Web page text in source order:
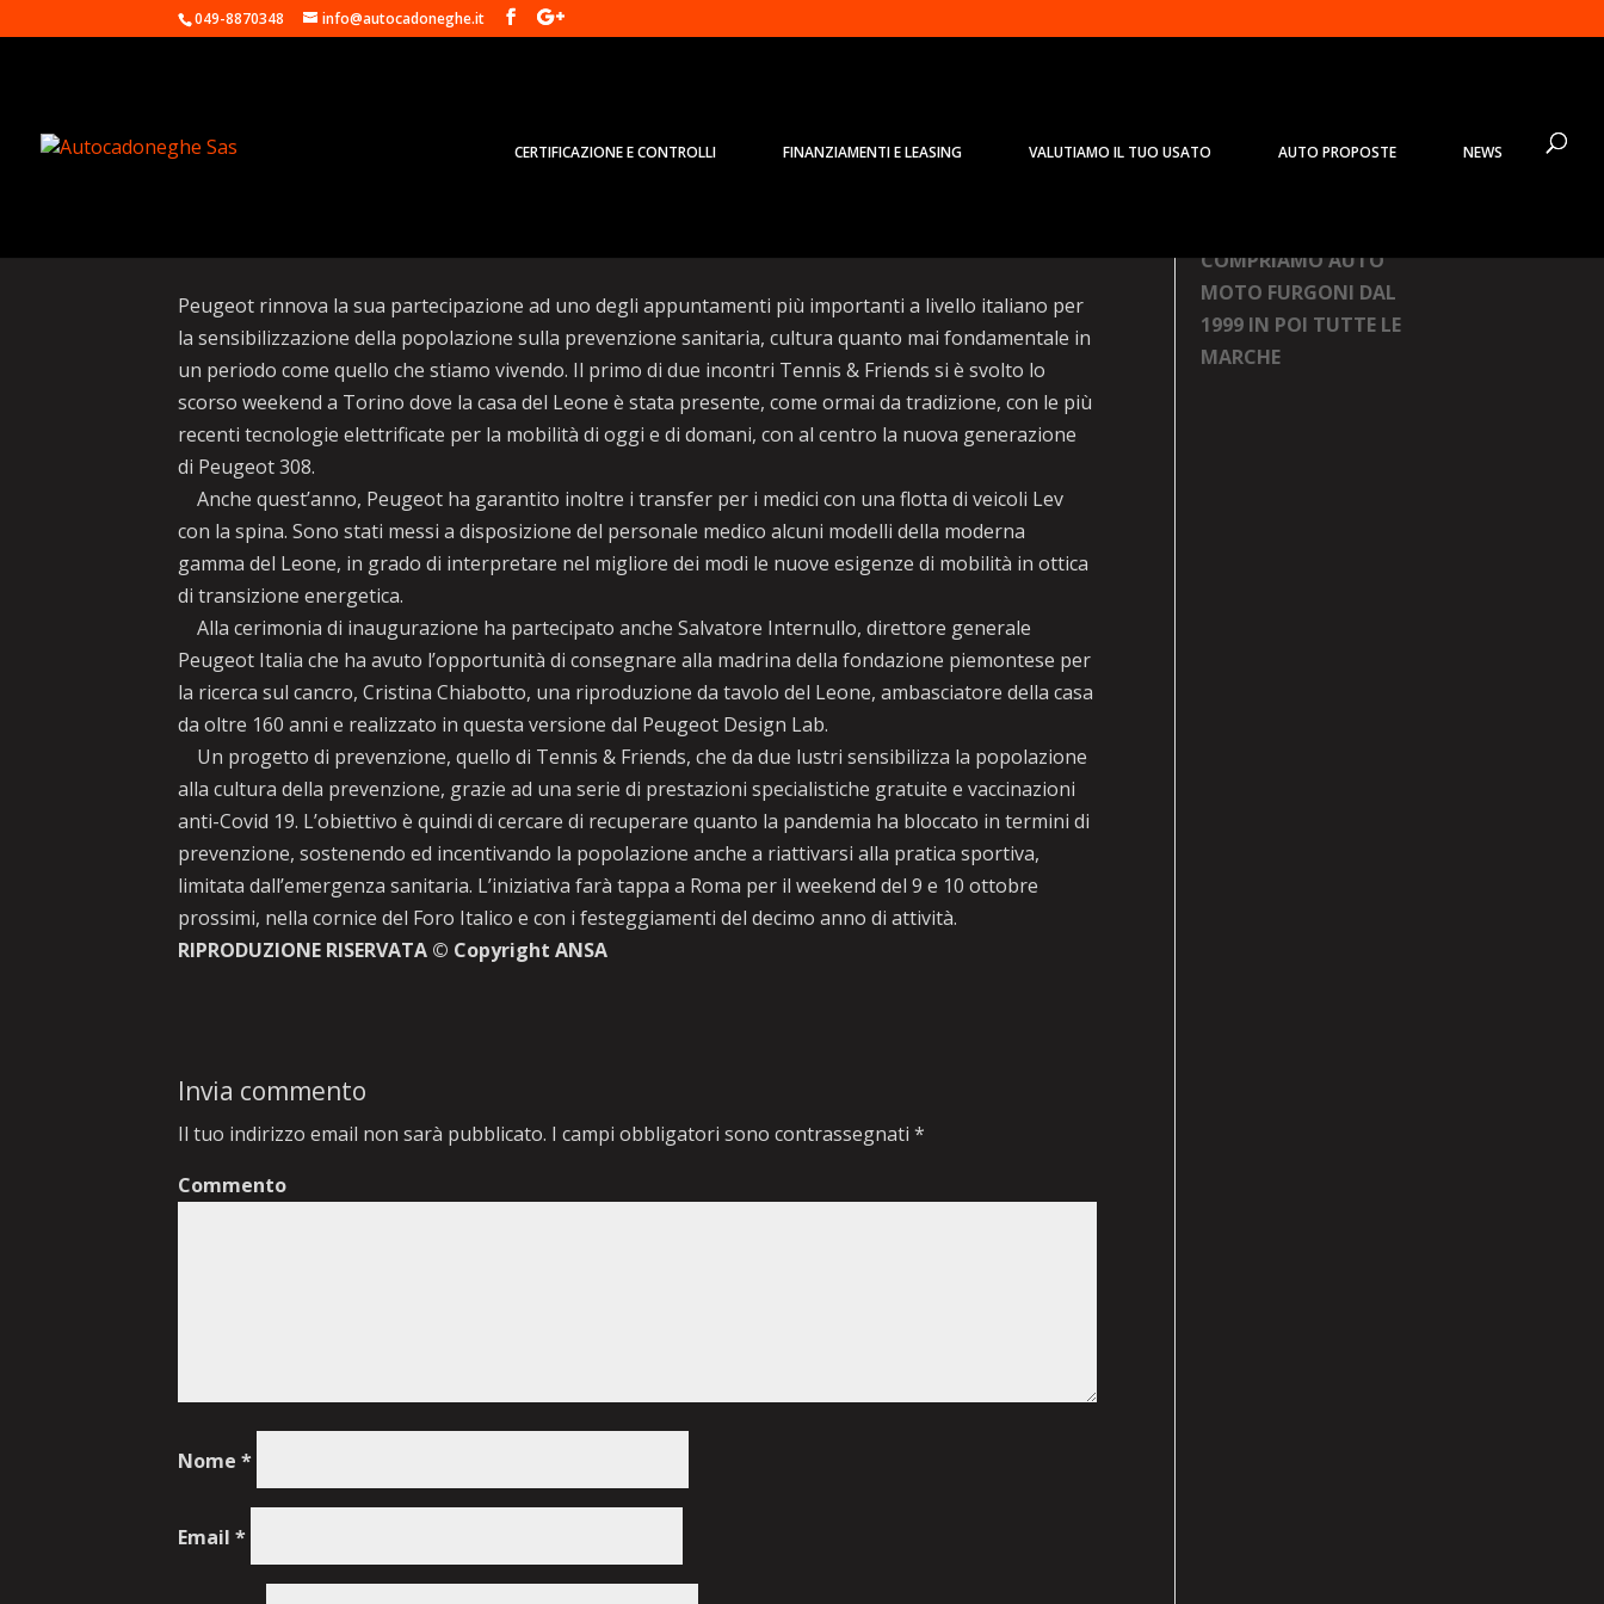
049-8870348 info@autocadoneghe.it
CERTIFICAZIONE E CONTROLLI FINANZIAMENTI E LEASING VALUTIAMO IL TUO USATO AUTO PROPOSTE NEWS
Peugeot rinnova la sua partecipazione ad uno degli appuntamenti più importanti a livello italiano per
la sensibilizzazione della popolazione sulla prevenzione sanitaria, cultura quanto mai fondamentale in
un periodo come quello che stiamo vivendo. Il primo di due incontri Tennis & Friends si è svolto lo
scorso weekend a Torino dove la casa del Leone è stata presente, come ormai da tradizione, con le più
recenti tecnologie elettrificate per la mobilità di oggi e di domani, con al centro la nuova generazione
di Peugeot 308.
Anche quest’anno, Peugeot ha garantito inoltre i transfer per i medici con una flotta di veicoli Lev
con la spina. Sono stati messi a disposizione del personale medico alcuni modelli della moderna
gamma del Leone, in grado di interpretare nel migliore dei modi le nuove esigenze di mobilità in ottica
di transizione energetica.
Alla cerimonia di inaugurazione ha partecipato anche Salvatore Internullo, direttore generale
Peugeot Italia che ha avuto l’opportunità di consegnare alla madrina della fondazione piemontese per
la ricerca sul cancro, Cristina Chiabotto, una riproduzione da tavolo del Leone, ambasciatore della casa
da oltre 160 anni e realizzato in questa versione dal Peugeot Design Lab.
Un progetto di prevenzione, quello di Tennis & Friends, che da due lustri sensibilizza la popolazione
alla cultura della prevenzione, grazie ad una serie di prestazioni specialistiche gratuite e vaccinazioni
anti-Covid 19. L’obiettivo è quindi di cercare di recuperare quanto la pandemia ha bloccato in termini di
prevenzione, sostenendo ed incentivando la popolazione anche a riattivarsi alla pratica sportiva,
limitata dall’emergenza sanitaria. L’iniziativa farà tappa a Roma per il weekend del 9 e 10 ottobre
prossimi, nella cornice del Foro Italico e con i festeggiamenti del decimo anno di attività.
RIPRODUZIONE RISERVATA © Copyright ANSA
Invia commento
Il tuo indirizzo email non sarà pubblicato. I campi obbligatori sono contrassegnati*
Commento
Nome*
Email*
COMPRIAMO AUTO
MOTO FURGONI DAL
1999 IN POI TUTTE LE
MARCHE